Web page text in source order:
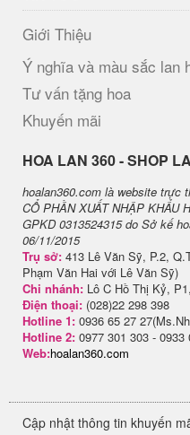
Giới Thiệu
Ý nghĩa và màu sắc lan
Tư vấn tặng hoa
Khuyến mãi
H​OA LAN 360 - SHOP
hoalan360.com là website trực
CỔ PHẦN XUẤT NHẬP KHẨU
GPKD 0313524315 do Sở kế
06/11/2015
Trụ sở: 413 Lê Văn Sỹ, P.2,
Phạm Văn Hai với Lê Văn Sỹ)
Chi nhánh: Lô C Hồ Thị Kỷ,
Điện thoại: (028)22 298 398
Hotline 1: 0936 65 27
Hotline 2: 0977 301 303 -
Web:hoalan360.com
Cập nhật thông tin khuyến